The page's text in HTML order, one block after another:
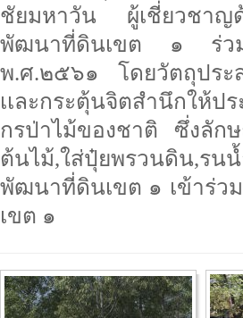
ชัยมหาวัน ผู้เชี่ยวชาญ
พัฒนาที่ดินเขต ๑ ร่วม
พ.ศ.๒๕๖๑ โดยวัตถุประ
เเละกระตุ้นจิตสำนึกให้ป
กรป่าไม้ของชาติ ซึ่งลัก
ต้นไม้,ใส่ปุ๋ยพรวนดิน,
พัฒนาที่ดินเขต ๑ เข้าร่ว
เขต ๑